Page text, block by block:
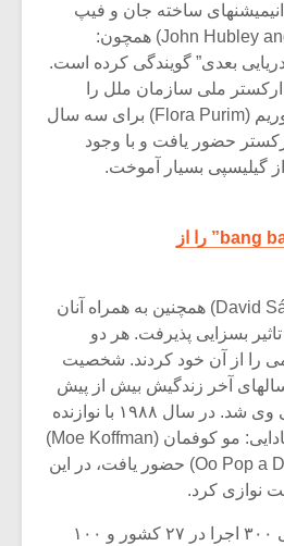
ساخته جان و فیپ
هابلی (John Hubley and Faith Hubley) همچون:
بعدی” گویندگی کرده است.
۱۹۸۰ دیزی ارکستر ملی سازمان ملل را
سرپرستی کرد. فلورا پوریم (Flora Purim) برای سه سال
حضور یافت و با وجود
گیلیسپی بسیار آموخت.
دیویس سانشز (David Sánchez) همچنین به همراه آنان
بسزایی پذیرفت. هر دو
را از آن خود کردند. شخصیت
آخر زندگیش بیش از پیش
بخشی از نحوه نوازندگی وی شد. در سال ۱۹۸۸ با نوازنده
فلوت و ساکسیفون کانادایی: مو کوفمان (Moe Koffman)
در آلبوم “او پاپ آ دا” (Oo Pop a Da) حضور یافت، در این
نوازی کرد.
در سال ۱۹۸۹، گیلیسپی ۳۰۰ اجرا در ۲۷ کشور و ۱۰۰